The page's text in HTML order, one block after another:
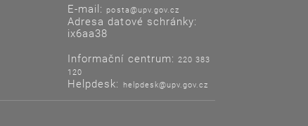
E-mail: posta@upv.gov.cz
Adresa datové schránky:
ix6aa38
Informační centrum: 220 383
120
Helpdesk: helpdesk@upv.gov.cz